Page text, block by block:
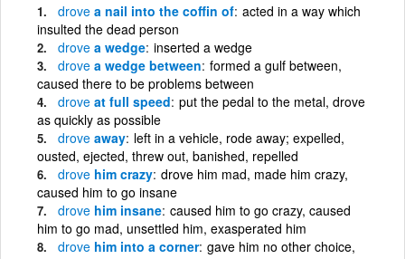
drove a nail into the coffin of acted in a way which
insulted the dead person
drove a wedge inserted a wedge
drove a wedge between formed a gulf between,
caused there to be problems between
drove at full speed put the pedal to the metal, drove
as quickly as possible
drove away left in a vehicle, rode away; expelled,
ousted, ejected, threw out, banished, repelled
drove him crazy drove him mad, made him crazy,
caused him to go insane
drove him insane caused him to go crazy, caused
him to go mad, unsettled him, exasperated him
drove him into a corner gave him no other choice,